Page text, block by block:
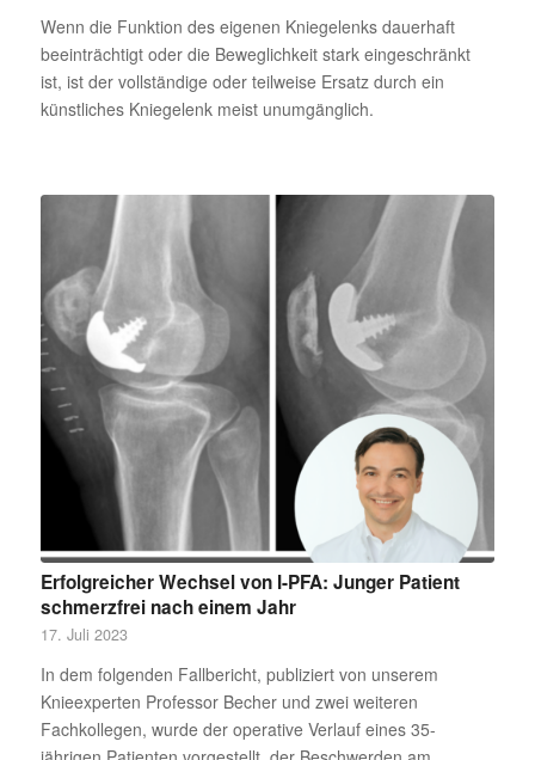
Wenn die Funktion des eigenen Kniegelenks dauerhaft
beeinträchtigt oder die Beweglichkeit stark eingeschränkt
ist, ist der vollständige oder teilweise Ersatz durch ein
künstliches Kniegelenk meist unumgänglich.
Erfolgreicher Wechsel von I-PFA: Junger Patient
schmerzfrei nach einem Jahr
17. Juli 2023
In dem folgenden Fallbericht, publiziert von unserem
Knieexperten Professor Becher und zwei weiteren
Fachkollegen, wurde der operative Verlauf eines 35-